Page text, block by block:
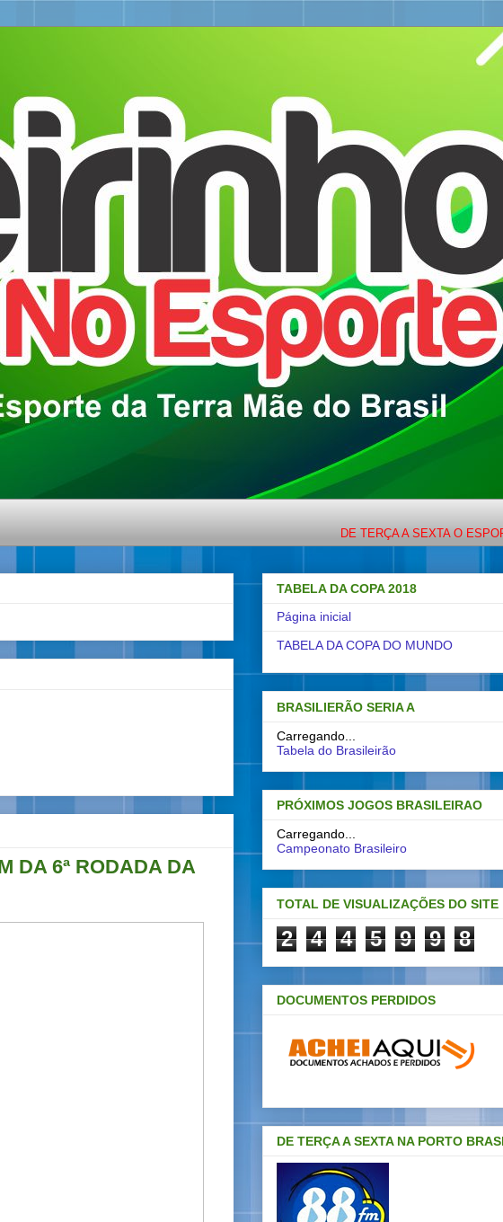
DE TERÇA A SEXTA O ESPORTE
DA 6ª RODADA DA
TABELA DA COPA 2018
Página inicial
TABELA DA COPA DO MUNDO
BRASILIERÃO SERIA A
Carregando...
Tabela do Brasileirão
PRÓXIMOS JOGOS BRASILEIRAO
Carregando...
Campeonato Brasileiro
TOTAL DE VISUALIZAÇÕES DO SITE
2 4 4 5 9 9 8
DOCUMENTOS PERDIDOS
DE TERÇA A SEXTA NA PORTO